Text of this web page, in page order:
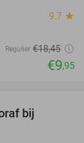
9.7 star
Regulier €18,45
€9,95
bij